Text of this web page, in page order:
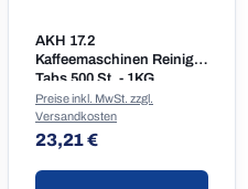
AKH 17.2
Kaffeemaschinen Reiniger
Tabs 500 St. - 1KG
Regulärer Preis:
23,21 €
Preise inkl. MwSt. zzgl.
Versandkosten